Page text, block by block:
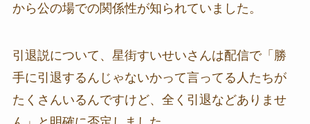
から公の場での関係性が知られていました。
引退説について、星街すいせいさんは配信で「勝
手に引退するんじゃないかって言ってる人たちが
たくさんいるんですけど、全く引退などありませ